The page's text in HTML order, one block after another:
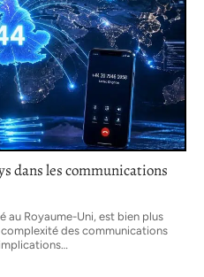
dans les communications
au Royaume-Uni, est bien plus
des communications